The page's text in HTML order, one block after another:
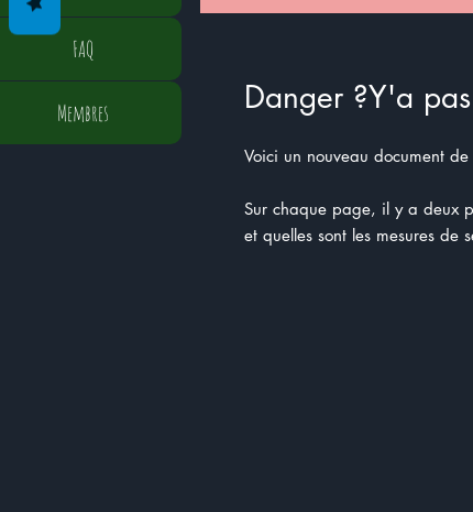
Danger ?Y'a
Voici un nouveau document
Sur chaque page, il y a deux
et quelles sont les mesures de
FAQ
Membres